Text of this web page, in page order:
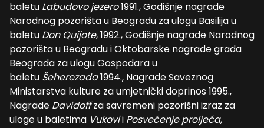
baletu Labudovo jezero1991., Godišnje nagrade
Narodnog pozorišta u Beogradu za ulogu Basilija u
baletu Don Quijote, 1992., Godišnje nagrade Narodnog
pozorišta u Beogradu i Oktobarske nagrade grada
Beograda za ulogu Gospodara u
baletu Šeherezada1994., Nagrade Saveznog
Ministarstva kulture za umjetnički doprinos 1995.,
Nagrade Davidoffza savremeni pozorišni izraz za
uloge u baletima Vukovii Posvećenje proljeća,